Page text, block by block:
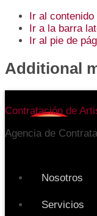
Ir al contenido
Ir a la barra
Ir al pie de
Additional
Contratación de
Agencia de
Nosotros
Servicios